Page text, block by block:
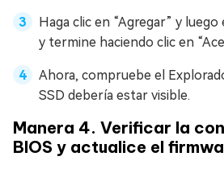
Haga clic en “Agregar” y
y termine haciendo clic en
Ahora, compruebe el
SSD debería estar visible.
Manera 4. Verificar la
BIOS y actualice el